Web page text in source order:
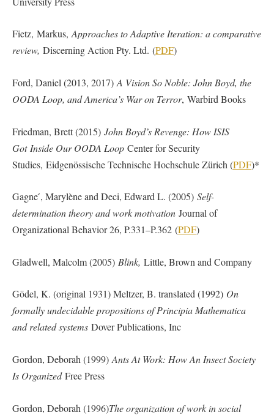
Fietz, Markus,Approaches to Adaptive Iteration: a comparative
review, Discerning Action Pty. Ltd. (PDF)
Ford, Daniel (2013, 2017) A Vision So Noble: John Boyd, the
OODA Loop, and America’s War on Terror, Warbird Books
Friedman, Brett (2015) John Boyd’s Revenge: How ISIS
Got Inside Our OODA Loop Center for Security
Studies, Eidgenössische Technische Hochschule Zürich (PDF)*
Gagne ́, Marylène and Deci, Edward L. (2005) Self-
determination theory and work motivation Journal of
Organizational Behavior 26, P.331–P.362 (PDF)
Gladwell, Malcolm (2005) Blink, Little, Brown and Company
Gödel, K. (original 1931) Meltzer, B. translated (1992) On
formally undecidable propositions of Principia Mathematica
and related systems Dover Publications, Inc
Gordon, Deborah (1999) Ants At Work: How An Insect Society
Is OrganizedFree Press
Gordon, Deborah (1996)The organization of work in social